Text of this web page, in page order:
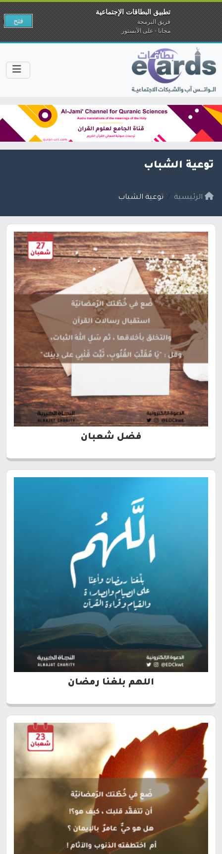
توعية الشباب
الرئيسية توعية الشباب
فضل شعبان
اللهم بلغنا رمضان
تطبيق البطاقات الإجتماعية
فريق البرمجة
مجانا - على الآبستور
فتح